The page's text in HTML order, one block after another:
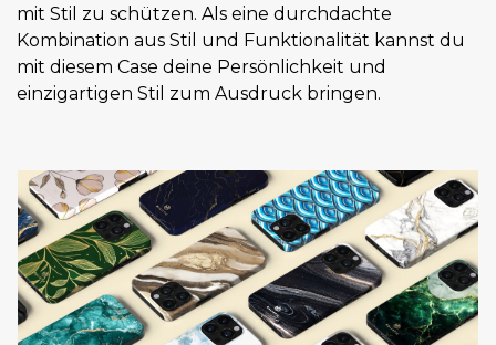
mit Stil zu schützen. Als eine durchdachte
Kombination aus Stil und Funktionalität kannst du
mit diesem Case deine Persönlichkeit und
einzigartigen Stil zum Ausdruck bringen.